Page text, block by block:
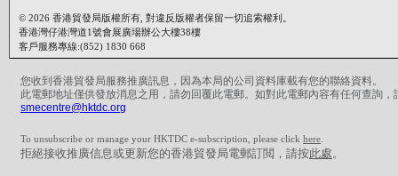
© 2026 香港貿發局版權所有, 對違反版權者保留一切追索權利。
香港灣仔港灣道1號會展廣場辦公大樓38樓
客戶服務專線:(852) 1830 668
您收到香港貿發局服務推廣訊息，因為本局的公司資料庫載有您的聯絡資料。
此電郵地址僅供發放消息之用，請勿回覆此電郵。如對此電郵內容有任何查詢，
smecentre@hktdc.org
To unsubscribe or manage your HKTDC e-subscription, please click here
拒絕接收推廣信息或更新您的香港貿發局電郵訂閲，請按此處。